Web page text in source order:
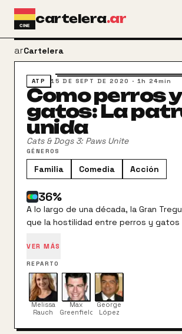
Ir al contenido principal
cartelera.ar
arrow_back
Cartelera
ATP 15 DE SEPT DE 2020 · 1h 24min
Como perros y
gatos: La
unida
Cats & Dogs 3: Paws Unite
GÉNEROS
Familia Comedia Acción
36%
A lo largo de una década, la Gran
que la hostilidad entre perros y gatos
Cánido son 2 agentes secretos que
salvan el planeta de forma
humanos lo descubran. Mas, esta paz
conminada en el momento en que un
supervillano descubre la forma de
frecuencias inalámbricas que solo los
gatos son capaces de escuchar.
VER MÁS
REPARTO
Melissa
Rauch
Max
Greenfield
George
López